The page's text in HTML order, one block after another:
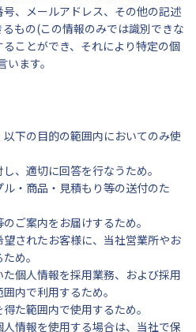
、メールアドレス、その他の記述
もの(この情報のみでは識別できな
ことができ、それにより特定の個
ます。
下の目的の範囲内においてのみ使
、適切に回答を行なうため。
・商品・見積もり等の送付のた
ご案内をお届けするため。
されたお客様に、当社営業所やお
め。
個人情報を採用業務、および採用
内で利用するため。
た範囲内で使用するため。
情報を使用する場合は、当社で保